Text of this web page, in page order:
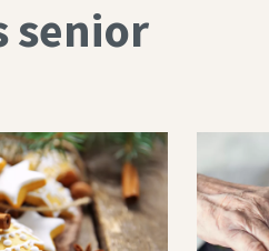
senior